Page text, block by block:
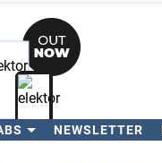
NEWSLETTER